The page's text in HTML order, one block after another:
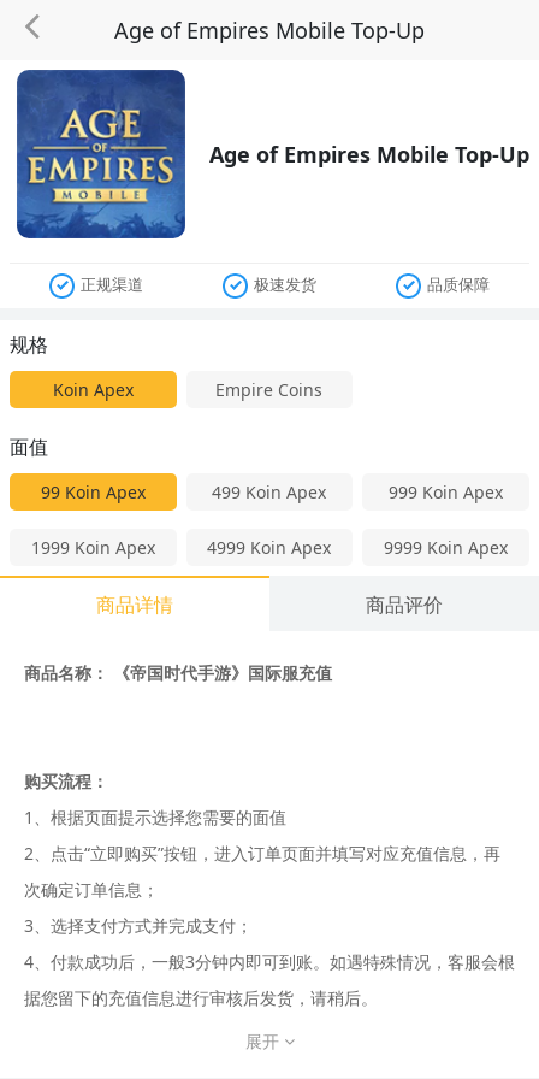
Age of Empires Mobile Top-Up
Age of Empires Mobile Top-Up
正规渠道 极速发货 品质保障
规格
Koin Apex Empire Coins
面值
99 Koin Apex 499 Koin Apex 999 Koin Apex
1999 Koin Apex 4999 Koin Apex 9999 Koin Apex
商品详情 商品评价
商品名称： 《帝国时代手游》国际服充值
购买流程：
1、根据页面提示选择您需要的面值
2、点击“立即购买”按钮，进入订单页面并填写对应充值信息，再
次确定订单信息；
3、选择支付方式并完成支付；
4、付款成功后，一般3分钟内即可到账。如遇特殊情况，客服会根
据您留下的充值信息进行审核后发货，请稍后。
展开